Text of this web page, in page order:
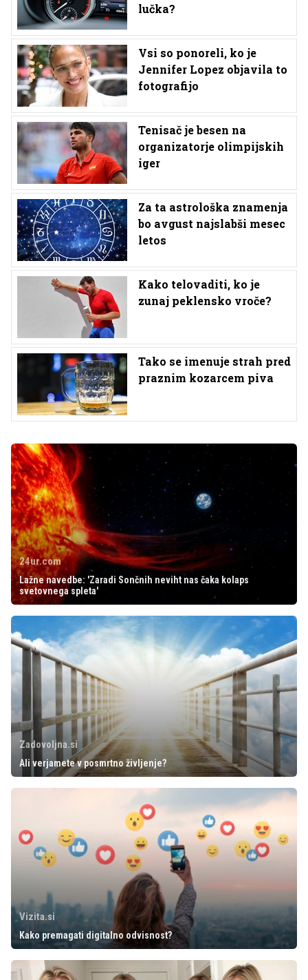
lučka?
Vsi so ponoreli, ko je
Jennifer Lopez objavila to
fotografijo
Tenisač je besen na
organizatorje olimpijskih
iger
Za ta astrološka znamenja
bo avgust najslabši mesec
letos
Kako telovaditi, ko je
zunaj peklensko vroče?
Tako se imenuje strah pred
praznim kozarcem piva
24ur.com
Lažne navedbe: 'Zaradi Sončnih neviht nas čaka kolaps
svetovnega spleta'
Zadovoljna.si
Ali verjamete v posmrtno življenje?
Vizita.si
Kako premagati digitalno odvisnost?